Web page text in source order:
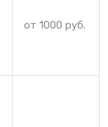
от 1000 руб.